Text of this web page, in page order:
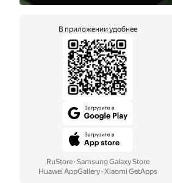
В приложении удобнее
RuStore· Samsung Galaxy Store
Huawei AppGallery· Xiaomi GetApps